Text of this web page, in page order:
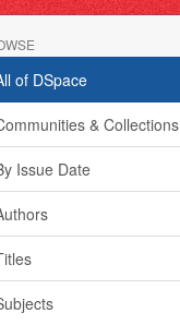
of DSpace
& Collections
Issue Date